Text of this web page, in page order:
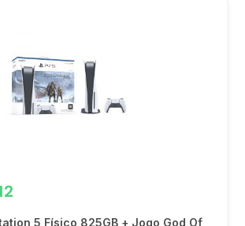
5 Físico 825GB + Jogo God Of